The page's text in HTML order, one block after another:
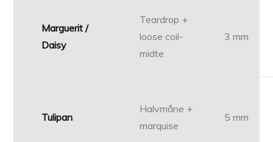
Marguerit /
Daisy
Teardrop +
loose coil-
midte
3 mm
Tulipan
Halvmåne +
marquise
5 mm